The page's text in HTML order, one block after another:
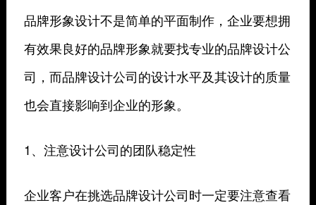
品牌形象设计不是简单的平面制作，企业要想拥
有效果良好的品牌形象就要找专业的品牌设计公
司，而品牌设计公司的设计水平及其设计的质量
也会直接影响到企业的形象。
1、注意设计公司的团队稳定性
企业客户在挑选品牌设计公司时一定要注意查看